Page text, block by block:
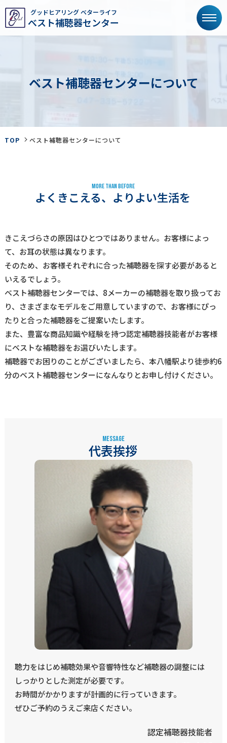
グッドヒアリング ベターライフ
べスト補聴器センター
ベス ト補聴器センターについて
TOP ベスト補聴器センターについて
MORE THAN BEFORE
よくきこえる、よりよい生活を
きこえづらさの原因はひとつではありません。お客様によっ
て、お耳の状態は異なります。
そのため、お客様それぞれに合った補聴器を探す必要があると
いえるでしょう。
ベスト補聴器センターでは、8メーカーの補聴器を取り扱ってお
り、さまざまなモデルをご用意していますので、お客様にぴっ
たりと合った補聴器をご提案いたします。
また、豊富な商品知識や経験を持つ認定補聴器技能者がお客様
にベストな補聴器をお選びいたします。
補聴器でお困りのことがございましたら、本八幡駅より徒歩約6
分のベスト補聴器センターになんなりとお申し付けください。
MESSAGE
代表挨拶
聴力をはじめ補聴効果や音響特性など補聴器の調整には
しっかりとした測定が必要です。
お時間がかかりますが計画的に行っていきます。
ぜひご予約のうえご来店ください。
認定補聴器技能者